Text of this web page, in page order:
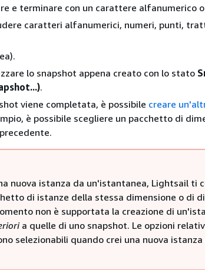
e terminare con un carattere alfanumerico
caratteri alfanumerici, numeri, punti,
lo snapshot appena creato con lo stato
.
viene completata, è possibile creare
è possibile scegliere un pacchetto di
nuova istanza da un'istantanea, Lightsail ti
di istanze della stessa dimensione o di
non è supportata la creazione di
a quelle di uno snapshot. Le opzioni
selezionabili quando crei una nuova istanza